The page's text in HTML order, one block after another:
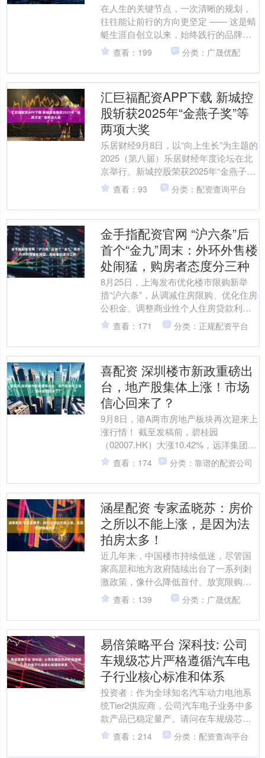
在人生的关键节点，一次清晰的规划，
往往能让前行的方向更坚定 —— 这是蜻
蜓生涯自创立以来，始终践行的品牌信
念。作为专注于升学规划与职业发展的
专业服务平台，蜻蜓生....
查看：199 分类：广晟优配
汇巨福配资APP下载 新城控
股斩获2025年“金燕子奖”等
两项大奖
乐居财经9月8日，以“向上生长”为主题的
2025（第八届）乐居财经年度论坛在北
京举行。新城控股荣获2025年“金燕子
奖”、“2025年社会责任标杆企业”。 “金....
查看：93 分类：配资查询平台
金手指配资官网 “沪六条”后
首个“金九”周末：外环外售楼
处闹猛，购房者态度分三种
8月25日，上海发布优化楼市限购新举
措“沪六条”，从调减住房限购、优化住房
公积金、调整商业性个人住房贷款利率
定价机制、完善个人住房房产税等多维
度发力，为楼市注入....
查看：171 分类：正规配资平台
喜配资 深圳楼市新政重磅出
台，地产股集体上涨！市场
信心回来了？
9月8日，港A两市房地产板块再次迎来上
涨行情！ 截至发稿前，碧桂园
（02007.HK）大涨10.42%，远洋集团
（03377.HK）涨4.2%，万科企业
（022....
查看：174 分类：靠谱的配资公司
涵星配资 专家孟晓苏：房价
之所以不能上涨，是因为法
拍房太多！
近几年来，中国楼市持续低迷，尽管国
家高层和地方政府陆续出台了一系列刺
激政策，像什么降低首付、放宽限购、
下调房贷利率等等，但依然无法阻止房
价下跌。最近，著名的经济....
查看：139 分类：广晟优配
易倍策略平台 深科技: 公司
车规级芯片严格遵循汽车电
子行业核心标准和体系
投资者：作为全球知名汽车动力电池系
统Tier2供应商，公司汽车电子业务中多
款产品已稳定量产。请问在车规级芯片
封装领域，是否已针对动力电池管理系
统（BMS）、车载....
查看：214 分类：配资查询平台